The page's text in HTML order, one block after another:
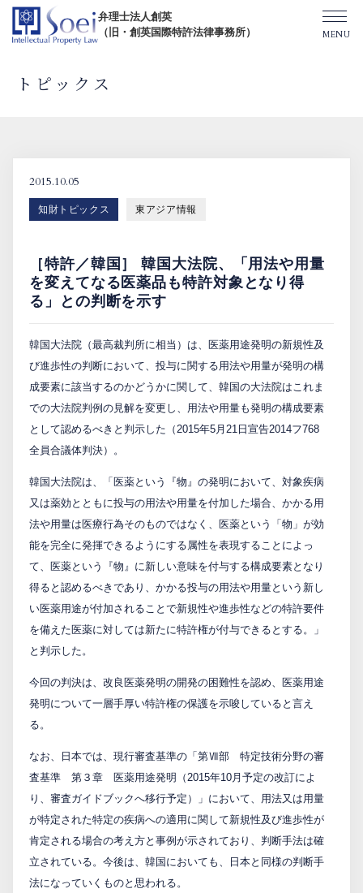
弁理士法人創英
（旧・創英国際特許法律事務所）
弁理士紹介
TOPICS/出版物/セミナー
PCTnavi
Blog
創英設樂法律事務所
採用サイト
お問い合わせ
お客様専用サイト
トピックス
2015.10.05
知財トピックス 東アジア情報
［特許／韓国］ 韓国大法院、「用法や用量
を変えてなる医薬品も特許対象となり得
る」との判断を示す
韓国大法院（最高裁判所に相当）は、医薬用途発明の新規性及
び進歩性の判断において、投与に関する用法や用量が発明の構
成要素に該当するのかどうかに関して、韓国の大法院はこれま
での大法院判例の見解を変更し、用法や用量も発明の構成要素
として認めるべきと判示した（2015年5月21日宣告2014フ768
全員合議体判決）。
韓国大法院は、「医薬という『物』の発明において、対象疾病
又は薬効とともに投与の用法や用量を付加した場合、かかる用
法や用量は医療行為そのものではなく、医薬という「物」が効
能を完全に発揮できるようにする属性を表現することによっ
て、医薬という『物』に新しい意味を付与する構成要素となり
得ると認めるべきであり、かかる投与の用法や用量という新し
い医薬用途が付加されることで新規性や進歩性などの特許要件
を備えた医薬に対しては新たに特許権が付与できるとする。」
と判示した。
今回の判決は、改良医薬発明の開発の困難性を認め、医薬用途
発明について一層手厚い特許権の保護を示唆していると言え
る。
なお、日本では、現行審査基準の「第Ⅶ部 特定技術分野の審
査基準 第３章 医薬用途発明（2015年10月予定の改訂によ
り、審査ガイドブックへ移行予定）」において、用法又は用量
が特定された特定の疾病への適用に関して新規性及び進歩性が
肯定される場合の考え方と事例が示されており、判断手法は確
立されている。今後は、韓国においても、日本と同様の判断手
法になっていくものと思われる。